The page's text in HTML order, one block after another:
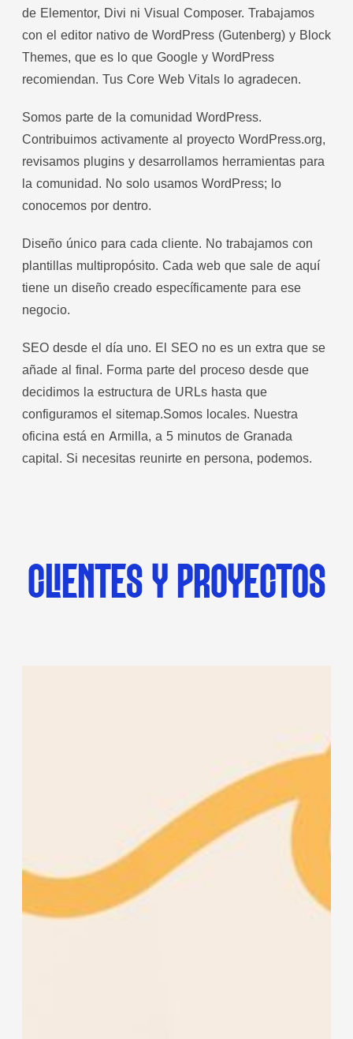
de Elementor, Divi ni Visual Composer. Trabajamos
con el editor nativo de WordPress (Gutenberg) y Block
Themes, que es lo que Google y WordPress
recomiendan. Tus Core Web Vitals lo agradecen.
Somos parte de la comunidad WordPress.
Contribuimos activamente al proyecto WordPress.org,
revisamos plugins y desarrollamos herramientas para
la comunidad. No solo usamos WordPress; lo
conocemos por dentro.
Diseño único para cada cliente. No trabajamos con
plantillas multipropósito. Cada web que sale de aquí
tiene un diseño creado específicamente para ese
negocio.
SEO desde el día uno. El SEO no es un extra que se
añade al final. Forma parte del proceso desde que
decidimos la estructura de URLs hasta que
configuramos el sitemap.Somos locales. Nuestra
oficina está en Armilla, a 5 minutos de Granada
capital. Si necesitas reunirte en persona, podemos.
CLIENTES Y PROYECTOS